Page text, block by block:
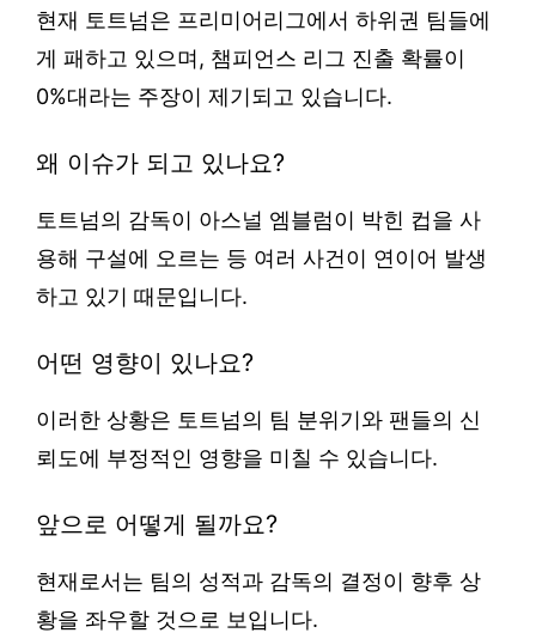
현재 토트넘은 프리미어리그에서 하위권 팀들에
게 패하고 있으며, 챔피언스 리그 진출 확률이
0%대라는 주장이 제기되고 있습니다.
왜 이슈가 되고 있나요?
토트넘의 감독이 아스널 엠블럼이 박힌 컵을 사
용해 구설에 오르는 등 여러 사건이 연이어 발생
하고 있기 때문입니다.
어떤 영향이 있나요?
이러한 상황은 토트넘의 팀 분위기와 팬들의 신
뢰도에 부정적인 영향을 미칠 수 있습니다.
앞으로 어떻게 될까요?
현재로서는 팀의 성적과 감독의 결정이 향후 상
황을 좌우할 것으로 보입니다.